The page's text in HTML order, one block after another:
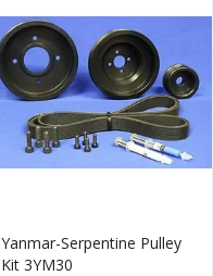
Yanmar-Serpentine Pulley
Kit 3YM30